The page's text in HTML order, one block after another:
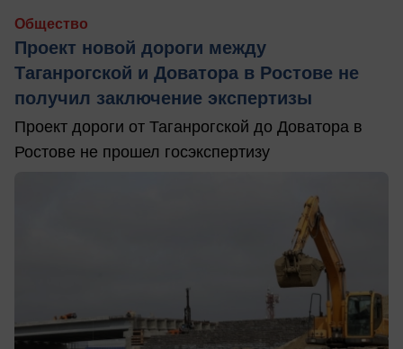
Общество
Проект новой дороги между
Таганрогской и Доватора в Ростове не
получил заключение экспертизы
Проект дороги от Таганрогской до Доватора в
Ростове не прошел госэкспертизу